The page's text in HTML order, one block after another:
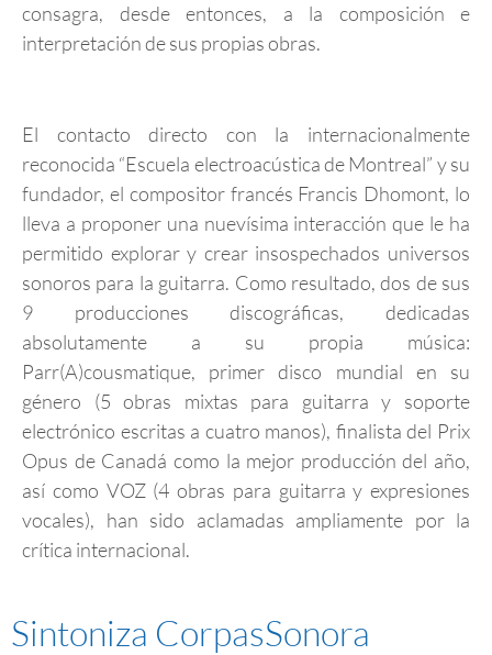
consagra, desde entonces, a la composición e
interpretación de sus propias obras.
El contacto directo con la internacionalmente
reconocida “Escuela electroacústica de Montreal” y su
fundador, el compositor francés Francis Dhomont, lo
lleva a proponer una nuevísima interacción que le ha
permitido explorar y crear insospechados universos
sonoros para la guitarra. Como resultado, dos de sus
9 producciones discográficas, dedicadas
absolutamente a su propia música:
Parr(A)cousmatique, primer disco mundial en su
género (5 obras mixtas para guitarra y soporte
electrónico escritas a cuatro manos), finalista del Prix
Opus de Canadá como la mejor producción del año,
así como VOZ (4 obras para guitarra y expresiones
vocales), han sido aclamadas ampliamente por la
crítica internacional.
Sintoniza CorpasSonora